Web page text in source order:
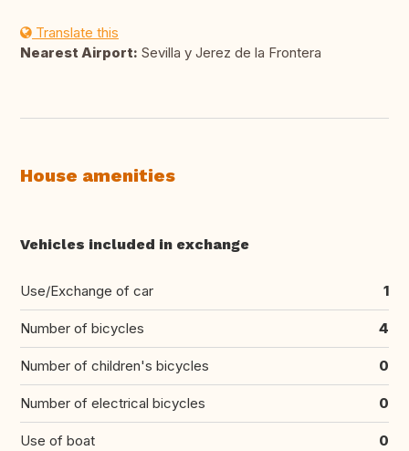
Translate this
Nearest Airport: Sevilla y Jerez de la Frontera
House amenities
Vehicles included in exchange
Use/Exchange of car 1
Number of bicycles 4
Number of children's bicycles 0
Number of electrical bicycles 0
Use of boat 0